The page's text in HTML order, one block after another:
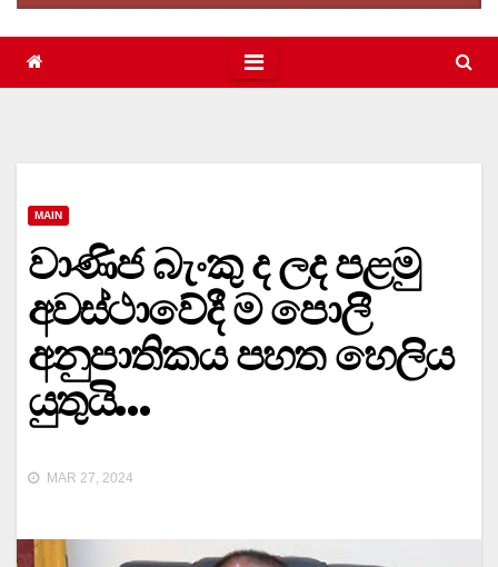
MAIN
වාණිජ බැංකු ද ලද පළමු
අවස්ථාවේදී ම පොලී
අනුපාතිකය පහත හෙලිය
යුතුයි…
MAR 27, 2024